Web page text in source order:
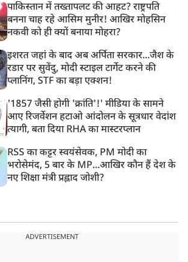
पाकिस्तान में तख्तापलट की आहट? राष्ट्रपति
बनना चाह रहे आसिम मुनीर! आखिर मोहसिन
नकवी को ही क्यों बनाया मोहरा?
इशरत जहां के बाद अब अर्पिता सरकार...जैश के
रडार पर सुवेंदु, मोदी स्टाइल टार्गेट करने की
प्लानिंग, STF का बड़ा एक्शन!
'1857 जैसी होगी 'क्रांति'!' मीडिया के सामने
आए रिजर्वेशन हटाओ आंदोलन के सूत्रधार वेदांश
त्यागी, बता दिया RHA का मास्टरप्लान
RSS का कट्टर स्वयंसेवक, PM मोदी का
भरोसेमंद, 5 बार के MP...आखिर कौन हैं देश के
नए शिक्षा मंत्री प्रह्लाद जोशी?
ADVERTISEMENT